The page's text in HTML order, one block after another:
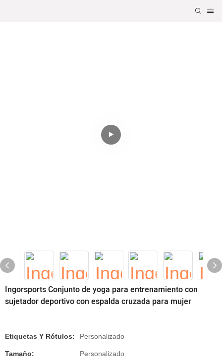
Ingorsports Conjunto de yoga para entrenamiento con
sujetador deportivo con espalda cruzada para mujer
Etiquetas Y Rótulos: Personalizado
Tamaño: Personalizado